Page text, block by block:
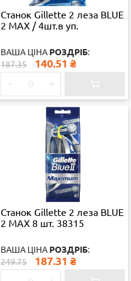
Станок Gillette 2 леза BLUE
2 MAX / 4шт.в уп.
ВАША ЦІНА РОЗДРІБ:
187.35
140.51 ₴
Станок Gillette 2 леза BLUE
2 MAX 8 шт. 38315
ВАША ЦІНА РОЗДРІБ:
249.75
187.31 ₴